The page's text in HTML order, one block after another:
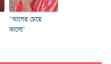
‘আগের চেয়ে
ভালো’